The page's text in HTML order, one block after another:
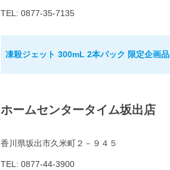
TEL: 0877-35-7135
凍殺ジェット 300mL 2本パック 限定企画品
ホームセンタータイム坂出店
香川県坂出市久米町２－９４５
TEL: 0877-44-3900